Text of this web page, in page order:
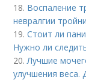
18. Воспаление
невралгии
19.Стоит ли
Нужно ли
20. Лучшие
улучшения веса.